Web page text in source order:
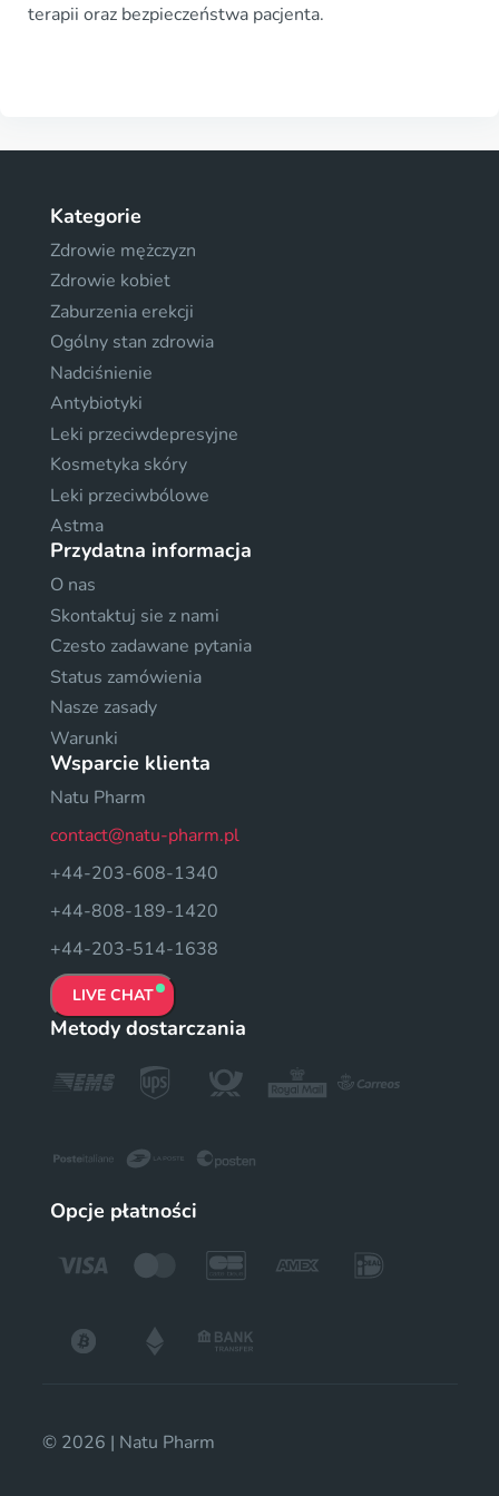
terapii oraz bezpieczeństwa pacjenta.
Kategorie
Zdrowie mężczyzn
Zdrowie kobiet
Zaburzenia erekcji
Ogólny stan zdrowia
Nadciśnienie
Antybiotyki
Leki przeciwdepresyjne
Kosmetyka skóry
Leki przeciwbólowe
Astma
Przydatna informacja
O nas
Skontaktuj sie z nami
Czesto zadawane pytania
Status zamówienia
Nasze zasady
Warunki
Wsparcie klienta
Natu Pharm
contact@natu-pharm.pl
+44-203-608-1340
+44-808-189-1420
+44-203-514-1638
LIVE CHAT
Metody dostarczania
Opcje płatności
© 2026 | Natu Pharm